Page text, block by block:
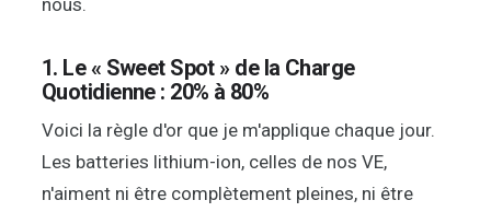
1. Le « Sweet Spot » de la Charge
Quotidienne : 20% à 80%
Voici la règle d'or que je m'applique chaque jour.
Les batteries lithium-ion, celles de nos VE,
n'aiment ni être complètement pleines, ni être